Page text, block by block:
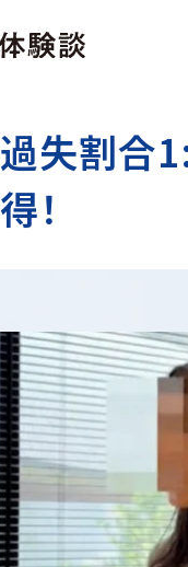
過失割合
得！